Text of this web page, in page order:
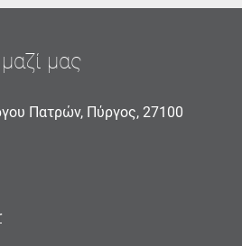
μας
Πατρών, Πύργος, 27100